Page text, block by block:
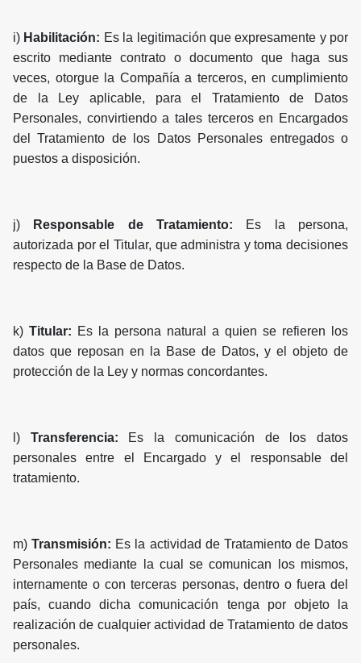
i) Habilitación: Es la legitimación que expresamente y por
escrito mediante contrato o documento que haga sus
veces, otorgue la Compañía a terceros, en cumplimiento
de la Ley aplicable, para el Tratamiento de Datos
Personales, convirtiendo a tales terceros en Encargados
del Tratamiento de los Datos Personales entregados o
puestos a disposición.
j) Responsable de Tratamiento: Es la persona,
autorizada por el Titular, que administra y toma decisiones
respecto de la Base de Datos.
k) Titular: Es la persona natural a quien se refieren los
datos que reposan en la Base de Datos, y el objeto de
protección de la Ley y normas concordantes.
l) Transferencia: Es la comunicación de los datos
personales entre el Encargado y el responsable del
tratamiento.
m)Transmisión: Es la actividad de Tratamiento de Datos
Personales mediante la cual se comunican los mismos,
internamente o con terceras personas, dentro o fuera del
país, cuando dicha comunicación tenga por objeto la
realización de cualquier actividad de Tratamiento de datos
personales.